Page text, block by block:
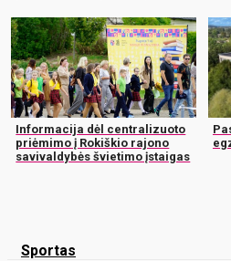
Informacija dėl centralizuoto
priėmimo į Rokiškio rajono
savivaldybės švietimo įstaigas
Sportas